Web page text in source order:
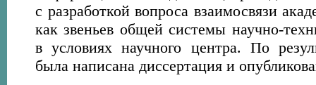
с разработкой вопроса взаимосвязи
как звеньев общей системы научно-
в условиях научного центра. По
была написана диссертация и